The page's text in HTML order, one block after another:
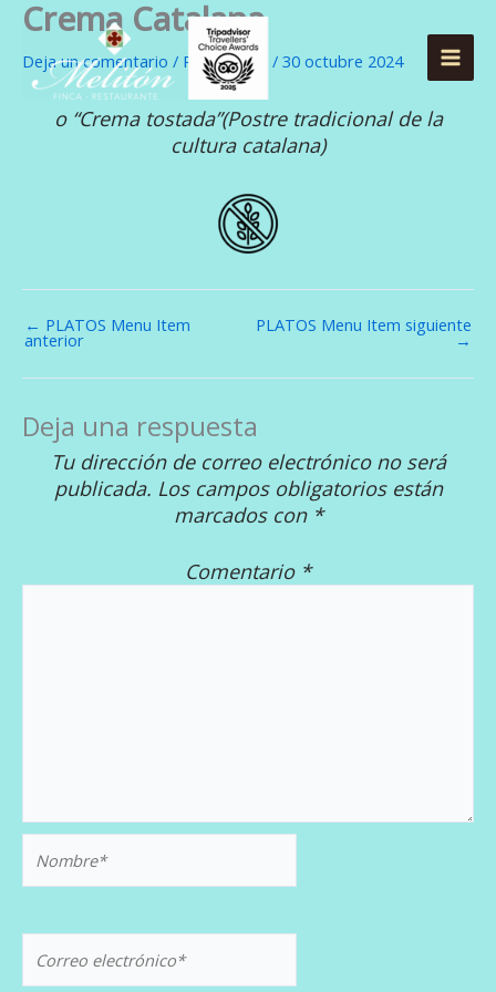
contenido
Crema Catalana
Deja un comentario / Porzeblack / 30 octubre 2024
o “Crema tostada”(Postre tradicional de la
cultura catalana)
← PLATOS Menu Item
anterior
PLATOS Menu Item siguiente
→
Deja una respuesta
Tu dirección de correo electrónico no será
publicada. Los campos obligatorios están
marcados con *
Comentario *
electrónico*